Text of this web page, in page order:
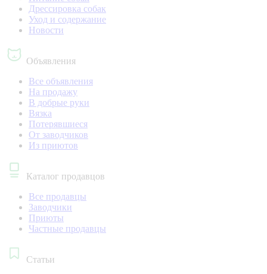
Дрессировка собак
Уход и содержание
Новости
Объявления
Все объявления
На продажу
В добрые руки
Вязка
Потерявшиеся
От заводчиков
Из приютов
Каталог продавцов
Все продавцы
Заводчики
Приюты
Частные продавцы
Статьи